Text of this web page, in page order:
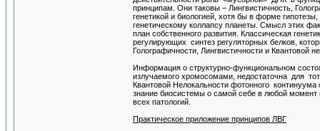
принципам. Они таковы – Лингвистичность,
генетикой и биологией, хотя бы в форме
генетическому коллапсу планеты. Смысл этих
план собственного развития. Классическая
регулирующих синтез регуляторных белков,
Голографичности, Лингвистичности и Квантовой
Информация о структурно-функциональном
излучаемого хромосомами, недостаточна для
Квантовой Нелокальности фотонного
знание биосистемы о самой себе в любой момент
всех патологий.
Практическое приложение принципов ЛВГ